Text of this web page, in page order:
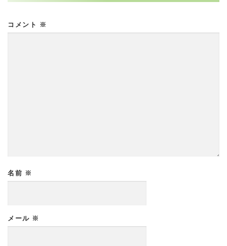
コメント ※
名前 ※
メール ※